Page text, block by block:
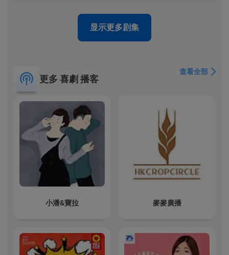
显示更多剧集
更多 喜劇 播客
查看全部
小潘&寶拉 麥麥廣播